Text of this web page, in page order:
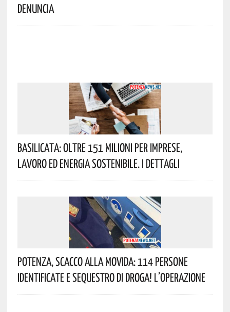
Denuncia
Basilicata: Oltre 151 Milioni Per Imprese,
Lavoro Ed Energia Sostenibile. I Dettagli
Potenza, Scacco Alla Movida: 114 Persone
Identificate E Sequestro Di Droga! L’operazione